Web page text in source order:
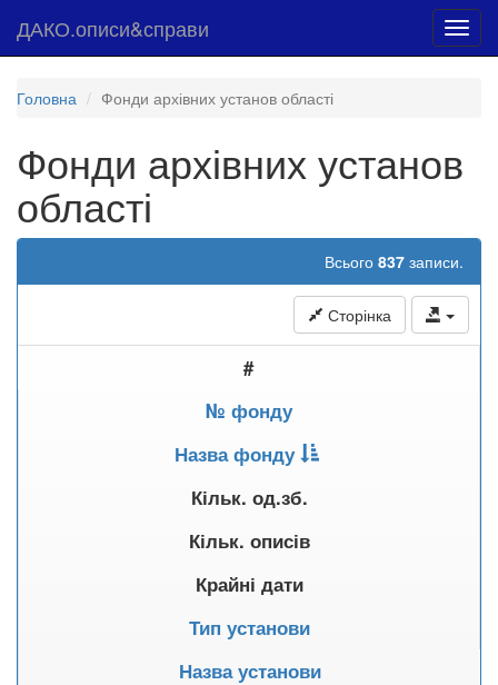
ДАКО.описи&справи
Головна Фонди архівних установ області
Фонди архівних установ
області
Всього 837 записи.
Сторінка
#
№ фонду
Назва фонду
Кільк. од.зб.
Кільк. описів
Крайні дати
Тип установи
Назва установи